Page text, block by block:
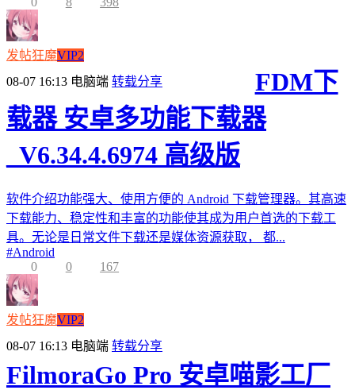
发帖狂魔VIP2
08-07 16:13 电脑端 转载分享
FDM下
载器 安卓多功能下载器
_V6.34.4.6974 高级版
软件介绍功能强大、使用方便的 Android 下载管理器。其高速
下载能力、稳定性和丰富的功能使其成为用户首选的下载工
具。无论是日常文件下载还是媒体资源获取， 都...
#Android
0
0 167
发帖狂魔VIP2
08-07 16:13 电脑端 转载分享
FilmoraGo Pro 安卓喵影工厂